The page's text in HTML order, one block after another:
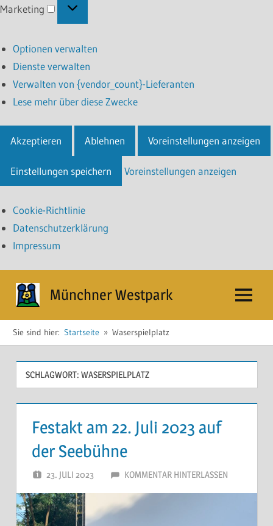
Marketing
Optionen verwalten
Dienste verwalten
Verwalten von {vendor_count}-Lieferanten
Lese mehr über diese Zwecke
Akzeptieren Ablehnen Voreinstellungen anzeigen
Einstellungen speichern Voreinstellungen anzeigen
Cookie-Richtlinie
Datenschutzerklärung
Impressum
Inhalt
Münchner Westpark Menü
Sie sind hier: Startseite Waserspielplatz
SCHLAGWORT: WASERSPIELPLATZ
Festakt am 22. Juli 2023 auf
der Seebühne
23. JULI 2023 40 JAHRE WESTPARK
KOMMENTAR HINTERLASSEN